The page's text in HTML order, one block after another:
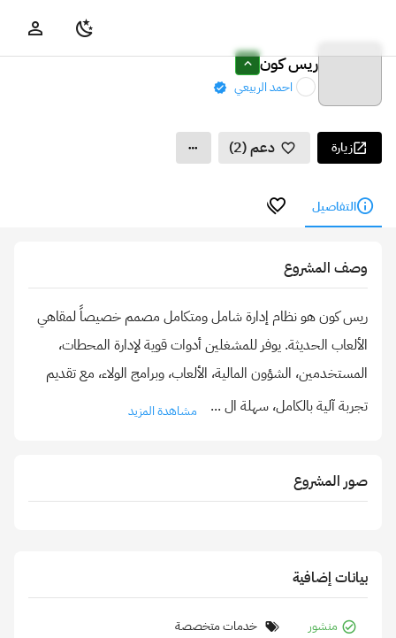
ريس كون
احمد الربيعي
زيارة دعم (2)
التفاصيل
وصف المشروع
ريس كون هو نظام إدارة شامل ومتكامل مصمم خصيصاً لمقاهي
الألعاب الحديثة. يوفر للمشغلين أدوات قوية لإدارة المحطات،
المستخدمين، الشؤون المالية، الألعاب، وبرامج الولاء، مع تقديم
تجربة آلية بالكامل، سهلة ال ... مشاهدة المزيد
صور المشروع
بيانات إضافية
منشور
خدمات متخصصة